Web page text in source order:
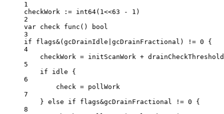
1
checkWork
:= int64( 1<<63 - 1 )
2
var check func ()
bool
3
if flags&(gcDrainIdle gcDrainFractional) != 0 {
4
checkWork = initScanWork + drainCheckThreshold
5
if idle {
6
check = pollWork
7
} else if flags&gcDrainFractional != 0 {
8